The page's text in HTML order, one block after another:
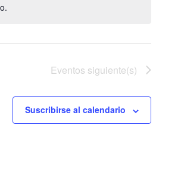
Eventos siguiente(s)
Suscribirse al calendario